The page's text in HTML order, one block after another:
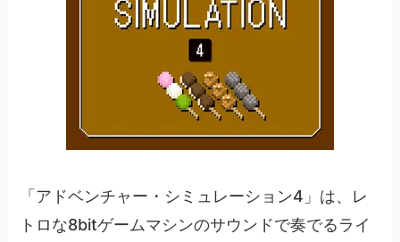
「アドベンチャー・シミュレーション4」は、レ
トロな8bitゲームマシンのサウンドで奏でるライ